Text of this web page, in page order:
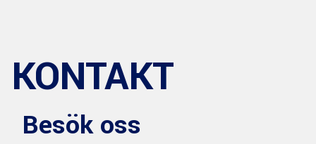
KONTAKT
Besök oss